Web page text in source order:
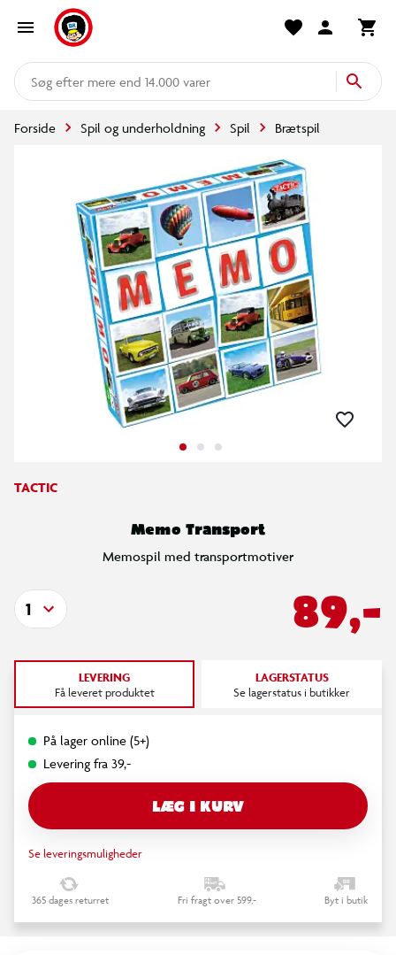
mere end 14.000 varer
Forside Spil og underholdning Spil Brætspil
TACTIC
Memo Transport
Memospil med transportmotiver
89,-
1
LEVERING
Få leveret produktet
LAGERSTATUS
Se lagerstatus i butikker
På lager online (5+)
Levering fra 39,-
LÆG I KURV
Se leveringsmuligheder
365 dages returret Fri fragt over 599,- Byt i butik